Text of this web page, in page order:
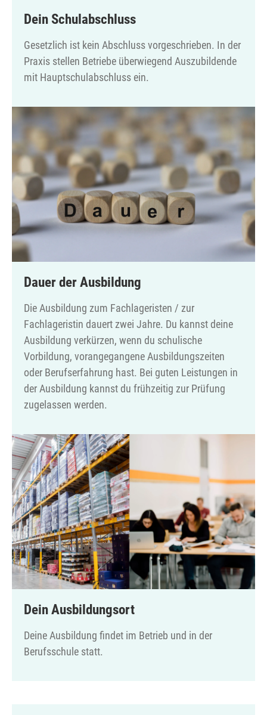
Dein Schulabschluss
Gesetzlich ist kein Abschluss vorgeschrieben. In der
Praxis stellen Betriebe überwiegend Auszubildende
mit Hauptschulabschluss ein.
Dauer der Ausbildung
Die Ausbildung zum Fachlageristen / zur
Fachlageristin dauert zwei Jahre. Du kannst deine
Ausbildung verkürzen, wenn du schulische
Vorbildung, vorangegangene Ausbildungszeiten
oder Berufserfahrung hast. Bei guten Leistungen in
der Ausbildung kannst du frühzeitig zur Prüfung
zugelassen werden.
Dein Ausbildungsort
Deine Ausbildung findet im Betrieb und in der
Berufsschule statt.